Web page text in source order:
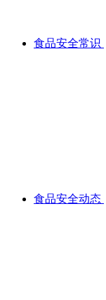
食品安全常识
食品安全动态